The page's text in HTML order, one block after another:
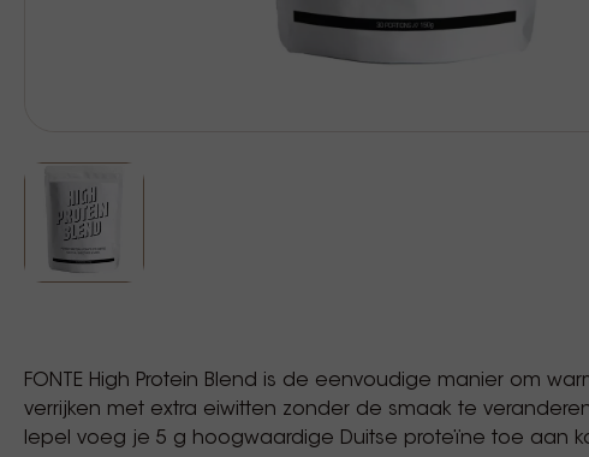
FONTE High Protein Blend is de eenvoudige manier om
verrijken met extra eiwitten zonder de smaak te
lepel voeg je 5 g hoogwaardige Duitse proteïne toe aan